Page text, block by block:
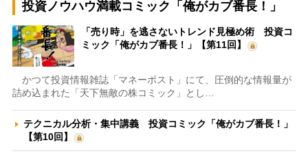
投資ノウハウ満載コミック「俺がカブ番長！」
「売り時」を逃さないトレンド見極め術 投資コ
ミック「俺がカブ番長！」【第11回】
かつて投資情報雑誌「マネーポスト」にて、圧倒的な情報量が
詰め込まれた「天下無敵の株コミック」とし…
テクニカル分析・集中講義 投資コミック「俺がカブ番長！」
【第10回】